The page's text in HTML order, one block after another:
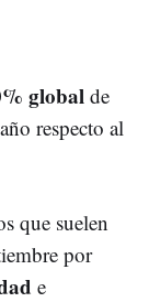
global de
respecto al
que suelen
por
e